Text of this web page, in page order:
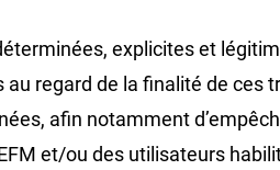
explicites et
regard de la finalité de ces
afin notamment
et/ou des utilisateurs